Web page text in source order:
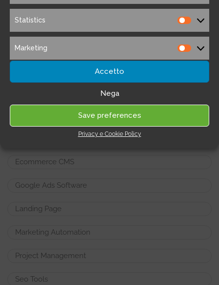
Statistics
Marketing
Accetto
Nega
Save preferences
Privacy e Cookie Policy
Amazon Software
Antivirus
Ecommerce CMS
Google Ads Software
Landing Page
Marketing Automation
Project Management
Seo Tools